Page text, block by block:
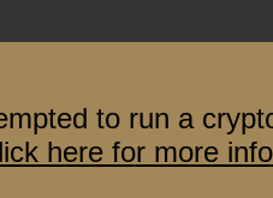
to run a
here for more